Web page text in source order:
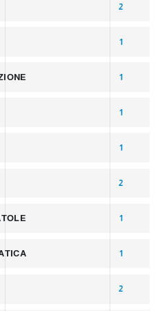
2
1
1
1
1
2
1
1
2